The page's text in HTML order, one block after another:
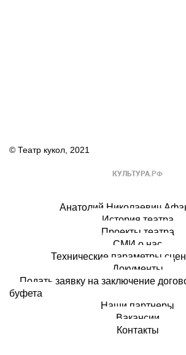
© Театр кукол, 2021
Анатолий Николаевич
История театра
Проекты театра
СМИ о нас
Технические параметры
Документы
Подать заявку на заключение
буфета
Наши партнеры
Вакансии
Контакты